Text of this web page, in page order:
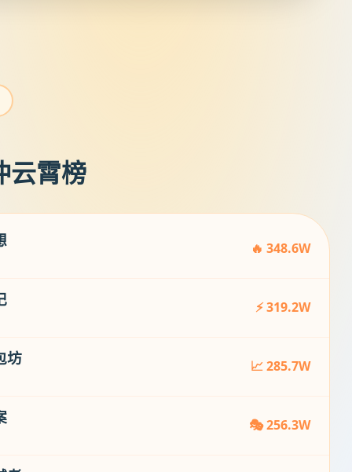
云霄榜
🔥 348.6W
⚡ 319.2W
坊 📈 285.7W
🎭 256.3W